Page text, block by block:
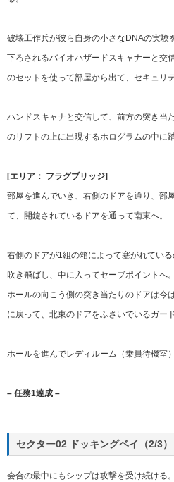
破壊工作兵が彼ら自身の小さなDNAの実験
下ろされるバイオハザードスキャナーと交
のセットを使って部屋から出て、セキュリ
ハンドスキャナと交信して、前方の突き当
のリフトの上に出現するホログラムの中に
[エリア： フラグブリッジ]
部屋を進んでいき、右側のドアを通り、部
て、開錠されているドアを通って南東へ。
右側のドアが1組の箱によって塞がれてい
吹き飛ばし、中に入ってセーブポイントへ。
ホールの向こう側の突き当たりのドアは今
に戻って、北東のドアをふさいでいるガー
ホールを進んでレディルーム（乗員待機室
– 任務1達成 –
セクター02 ドッキングベイ（2/3）
会合の最中にもシップは攻撃を受け続ける